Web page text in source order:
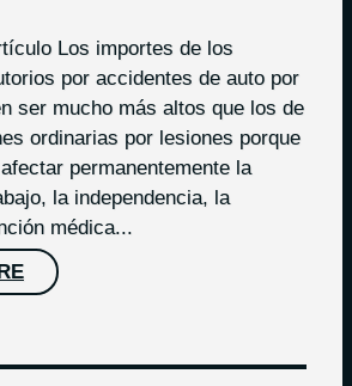
Los importes de los
por accidentes de auto por
ser mucho más altos que los de
ordinarias por lesiones porque
permanentemente la
la independencia, la
médica...